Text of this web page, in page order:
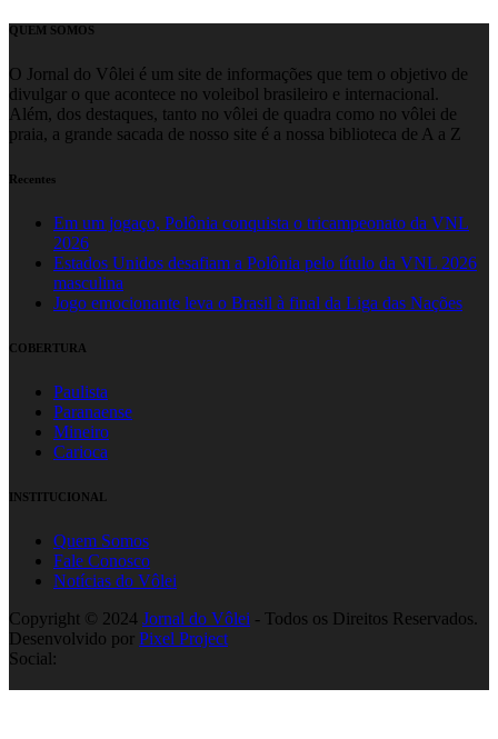
QUEM SOMOS
O Jornal do Vôlei é um site de informações que tem o objetivo de
divulgar o que acontece no voleibol brasileiro e internacional.
Além, dos destaques, tanto no vôlei de quadra como no vôlei de
praia, a grande sacada de nosso site é a nossa biblioteca de A a Z
Recentes
Em um jogaço, Polônia conquista o tricampeonato da VNL
2026
Estados Unidos desafiam a Polônia pelo título da VNL 2026
masculina
Jogo emocionante leva o Brasil à final da Liga das Nações
COBERTURA
Paulista
Paranaense
Mineiro
Carioca
INSTITUCIONAL
Quem Somos
Fale Conosco
Notícias do Vôlei
Copyright © 2024 Jornal do Vôlei - Todos os Direitos Reservados.
Desenvolvido por Pixel Project
Social: